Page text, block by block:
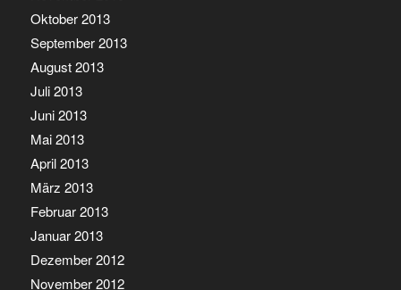
Oktober 2013
September 2013
August 2013
Juli 2013
Juni 2013
Mai 2013
April 2013
März 2013
Februar 2013
Januar 2013
Dezember 2012
November 2012